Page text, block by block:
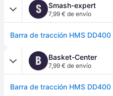
S Smash-expert
7,99 € de envío
B Basket-Center
7,99 € de envío